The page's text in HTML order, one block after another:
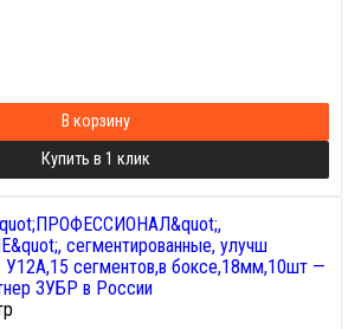
В корзину
Купить в 1 клик